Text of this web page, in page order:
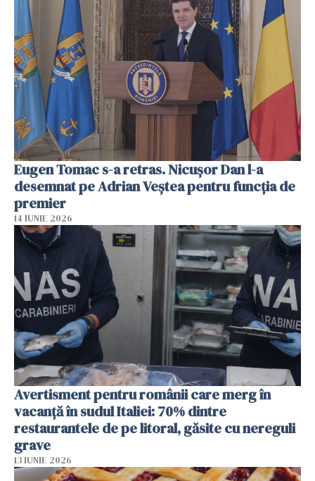
Eugen Tomac s-a retras. Nicușor Dan l-a
desemnat pe Adrian Veștea pentru funcția de
premier
14 IUNIE 2026
Avertisment pentru românii care merg în
vacanță în sudul Italiei: 70% dintre
restaurantele de pe litoral, găsite cu nereguli
grave
13 IUNIE 2026